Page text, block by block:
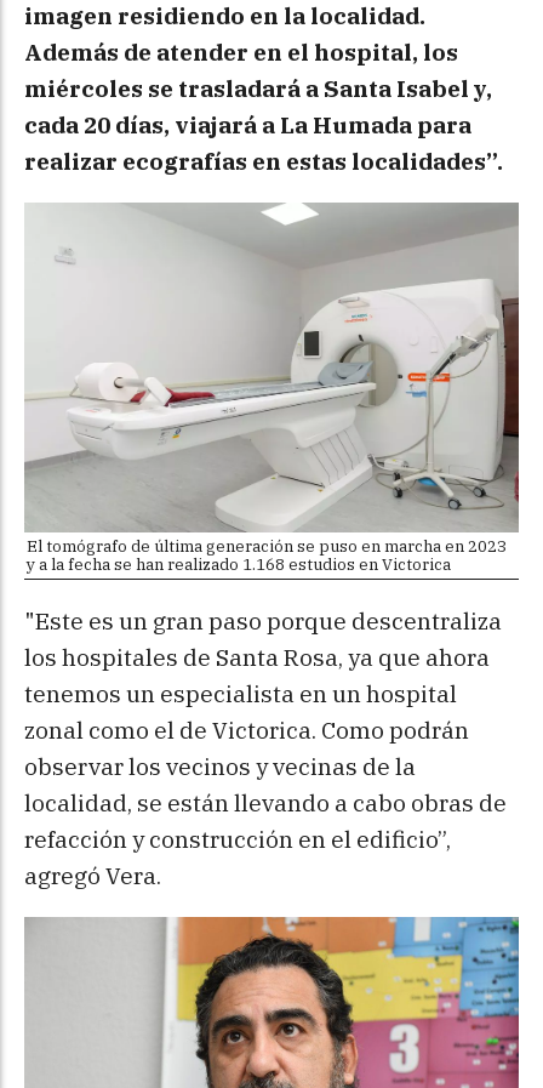
imagen residiendo en la localidad.
Además de atender en el hospital, los
miércoles se trasladará a Santa Isabel y,
cada 20 días, viajará a La Humada para
realizar ecografías en estas localidades”.
El tomógrafo de última generación se puso en marcha en 2023
y a la fecha se han realizado 1.168 estudios en Victorica
"Este es un gran paso porque descentraliza
los hospitales de Santa Rosa, ya que ahora
tenemos un especialista en un hospital
zonal como el de Victorica. Como podrán
observar los vecinos y vecinas de la
localidad, se están llevando a cabo obras de
refacción y construcción en el edificio”,
agregó Vera.